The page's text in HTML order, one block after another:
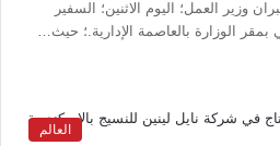
وزير العمل؛ اليوم الاثنين؛ السفير
بمقر الوزارة بالعاصمة الإدارية.؛ حيث…
العالم